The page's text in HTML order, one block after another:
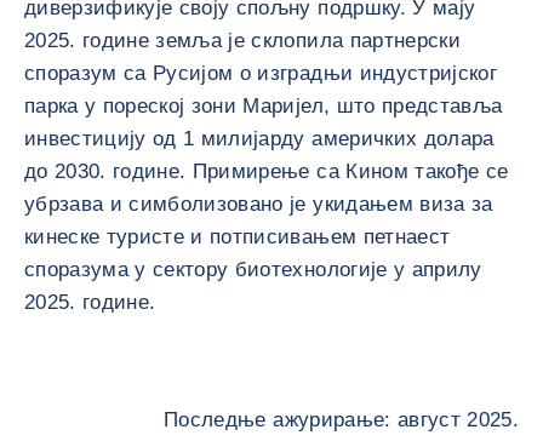
диверзификује своју спољну подршку. У мају
2025. године земља је склопила партнерски
споразум са Русијом о изградњи индустријског
парка у пореској зони Маријел, што представља
инвестицију од 1 милијарду америчких долара
до 2030. године. Примирење са Кином такође се
убрзава и симболизовано је укидањем виза за
кинеске туристе и потписивањем петнаест
споразума у сектору биотехнологије у априлу
2025. године.
Последње ажурирање: август 2025.